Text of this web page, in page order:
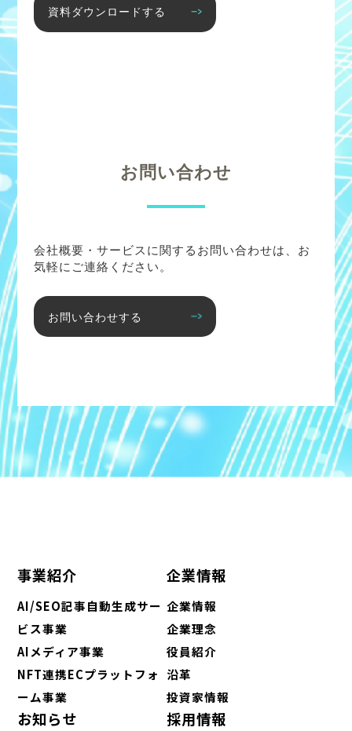
資料ダウンロードする
お問い合わせ
会社概要・サービスに関するお問い合わせは、お
気軽にご連絡ください。
お問い合わせする
事業紹介
AI/SEO記事自動生成サー
ビス事業
AIメディア事業
NFT連携ECプラットフォ
ーム事業
企業情報
企業情報
企業理念
役員紹介
沿革
投資家情報
お知らせ 採用情報